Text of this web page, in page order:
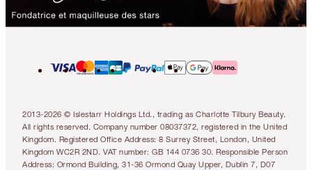
2013-2026 © Islestarr Holdings Ltd., trading as Charlotte Tilbury Beauty.
All rights reserved. Company number 08037372, registered in the United
Kingdom. Registered Office Address: 8 Surrey Street, London, United
Kingdom WC2R 2ND. VAT number: GB 144 0736 30. Responsible Person
Address: Ormond Building, 31-36 Ormond Quay Upper, Dublin 7, D07